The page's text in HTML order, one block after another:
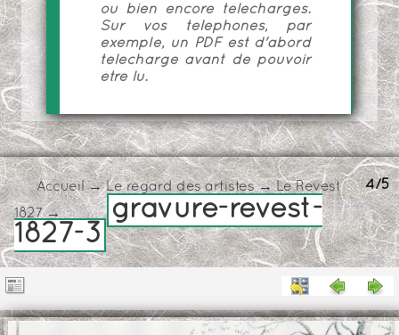
ou bien encore téléchargés.
Sur vos téléphones, par
exemple, un PDF est d'abord
téléchargé avant de pouvoir
être lu.
4/5
Accueil→Le regard des artistes→Le Revest
1827→
gravure-revest-
1827-3